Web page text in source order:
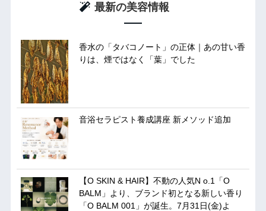
最新の美容情報
香水の「タバコノート」の正体｜あの甘い香
りは、煙ではなく「葉」でした
音浴セラピスト養成講座 新メソッド追加
【O SKIN & HAIR】不動の人気N o.1「O
BALM」より、ブランド初となる新しい香り
「O BALM 001」が誕生。7月31日(金)よ